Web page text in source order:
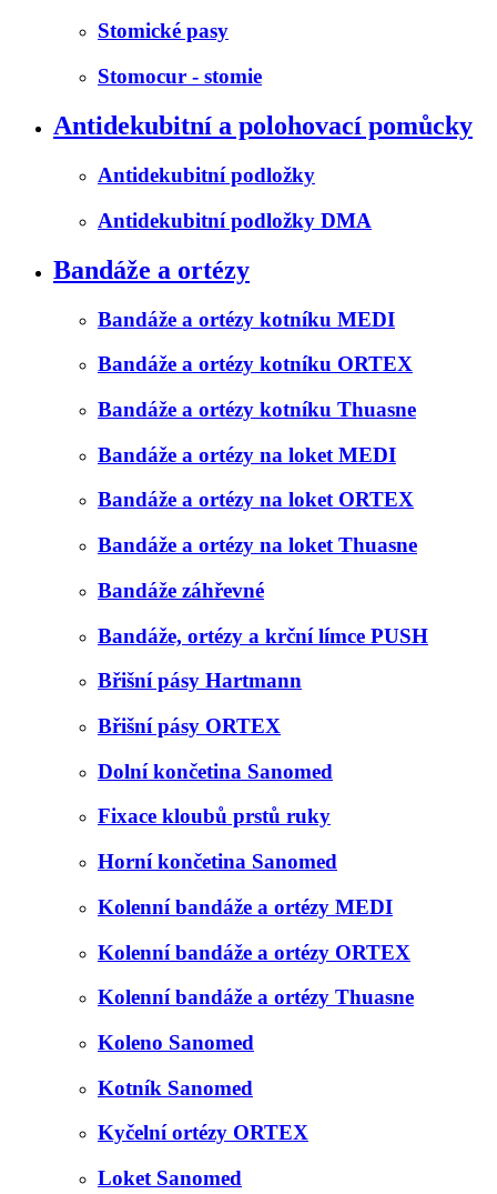
Stomické pasy
Stomocur - stomie
Antidekubitní a polohovací pomůcky
Antidekubitní podložky
Antidekubitní podložky DMA
Bandáže a ortézy
Bandáže a ortézy kotníku MEDI
Bandáže a ortézy kotníku ORTEX
Bandáže a ortézy kotníku Thuasne
Bandáže a ortézy na loket MEDI
Bandáže a ortézy na loket ORTEX
Bandáže a ortézy na loket Thuasne
Bandáže záhřevné
Bandáže, ortézy a krční límce PUSH
Břišní pásy Hartmann
Břišní pásy ORTEX
Dolní končetina Sanomed
Fixace kloubů prstů ruky
Horní končetina Sanomed
Kolenní bandáže a ortézy MEDI
Kolenní bandáže a ortézy ORTEX
Kolenní bandáže a ortézy Thuasne
Koleno Sanomed
Kotník Sanomed
Kyčelní ortézy ORTEX
Loket Sanomed